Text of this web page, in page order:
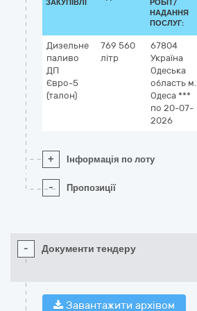
ЗАКУПІВЛІ
РОБІТ/
НАДАННЯ
ПОСЛУГ:
Дизельне
паливо
ДП
Євро-5
(талон)
769 560
літр
67804
Україна
Одеська
область м.
Одеса ***
по 20-07-
2026
+ Інформація по лоту
- Пропозиції
- Документи тендеру
Завантажити архівом